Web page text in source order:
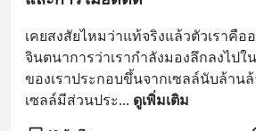
เคยสงสัยไหมว่าแท้จริงแล้วตัวเราคือ
จินตนาการว่าเรากำลังมองลึกลงไปใ
ของเราประกอบขึ้นจากเซลล์นับล้าน
เซลล์มีส่วนประ... ดูเพิ่มเติม